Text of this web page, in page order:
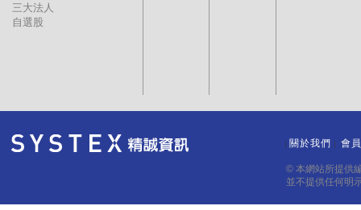
三大法人
自選股
關於我們 會
© 本網站所提供
並不提供任何明